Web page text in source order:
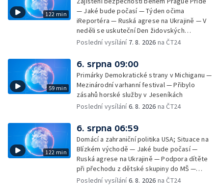
122 min
— Jaké bude počasí — Týden očima
iReportéra — Ruská agrese na Ukrajině — V
neděli se uskuteční Den židovských
památek — Vila Tugendhat slaví 25 let na
atletice 2026 — Výzkum: epidemie digitálních
závislostí je mýtus — Demolice vyhořelé
výškové budovy ve Zlíně
Poslední vysílání 7. 8. 2026 na ČT24
59 min
6. srpna 09:00
Primárky Demokratické strany v Michiganu —
Mezinárodní varhanní festival — Přibylo
zásahů horské služby v Jeseníkách
Poslední vysílání6. 8. 2026 na ČT24
122 min
6. srpna 06:59
Domácí a zahraniční politika USA; Situace na
Blízkém východě — Jaké bude počasí —
Ruská agrese na Ukrajině — Podpora dítěte
při přechodu z dětské skupiny do MŠ —
Filmové premiéry týdne — Dvě deci tuše v
Poslední vysílání6. 8. 2026 na ČT24